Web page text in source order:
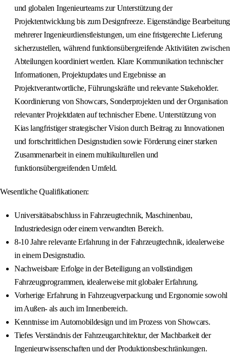
und globalen Ingenieurteams zur Unterstützung der
Projektentwicklung bis zum Designfreeze. Eigenständige Bearbeitung
mehrerer Ingenieurdienstleistungen, um eine fristgerechte Lieferung
sicherzustellen, während funktionsübergreifende Aktivitäten zwischen
Abteilungen koordiniert werden. Klare Kommunikation technischer
Informationen, Projektupdates und Ergebnisse an
Projektverantwortliche, Führungskräfte und relevante Stakeholder.
Koordinierung von Showcars, Sonderprojekten und der Organisation
relevanter Projektdaten auf technischer Ebene. Unterstützung von
Kias langfristiger strategischer Vision durch Beitrag zu Innovationen
und fortschrittlichen Designstudien sowie Förderung einer starken
Zusammenarbeit in einem multikulturellen und
funktionsübergreifenden Umfeld.
Wesentliche Qualifikationen:
Universitätsabschluss in Fahrzeugtechnik, Maschinenbau,
Industriedesign oder einem verwandten Bereich.
8-10 Jahre relevante Erfahrung in der Fahrzeugtechnik, idealerweise
in einem Designstudio.
Nachweisbare Erfolge in der Beteiligung an vollständigen
Fahrzeugprogrammen, idealerweise mit globaler Erfahrung.
Vorherige Erfahrung in Fahrzeugverpackung und Ergonomie sowohl
im Außen- als auch im Innenbereich.
Kenntnisse im Automobildesign und im Prozess von Showcars.
Tiefes Verständnis der Fahrzeugarchitektur, der Machbarkeit der
Ingenieurwissenschaften und der Produktionsbeschränkungen.